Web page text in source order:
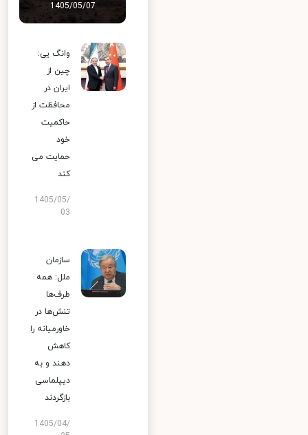
1405/05/07
وانگ یی:
چین از
ایران در
محافظت از
حاکمیت
خود
حمایت می
کند
1405/05/
03
سازمان
ملل: همه
طرف‌ها
تنش‌ها در
خاورمیانه را
کاهش
دهند و به
دیپلماسی
بازگردند
1405/04/